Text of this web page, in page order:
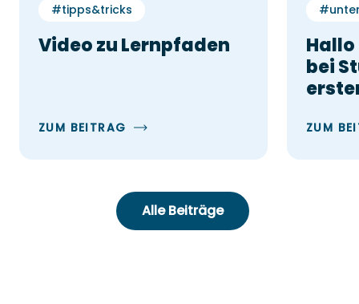
#tipps&tricks
Video zu Lernpfaden
ZUM BEITRAG
bei
ZUM
Alle Beiträge